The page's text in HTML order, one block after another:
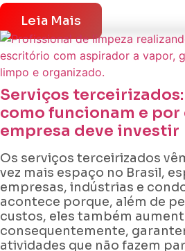
Leia Mais
Serviços terceirizados:
como funcionam e por
empresa deve investir
Os serviços terceirizados
vez mais espaço no Brasil,
empresas, indústrias e
acontece porque, além de
custos, eles também
consequentemente,
atividades que não fazem